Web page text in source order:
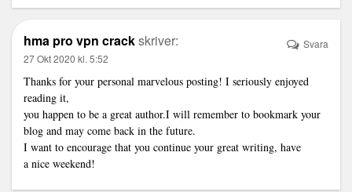
hma pro vpn crackskriver:
27 Okt 2020 kl. 5:52
Thanks for your personal marvelous posting! I seriously enjoyed
reading it,
you happen to be a great author.I will remember to bookmark your
blog and may come back in the future.
I want to encourage that you continue your great writing, have
a nice weekend!
Svara